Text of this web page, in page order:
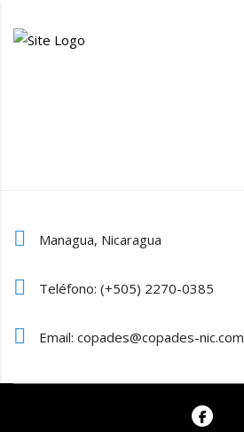
Managua, Nicaragua
Teléfono: (+505) 2270-0385
Email: copades@copades-nic.com